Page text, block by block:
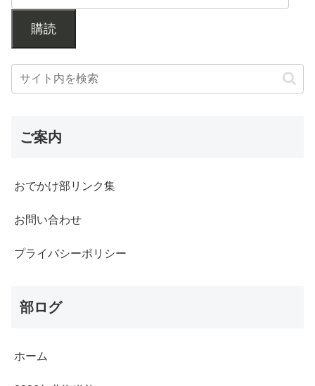
購読
ご案内
おでかけ部リンク集
お問い合わせ
プライバシーポリシー
部ログ
ホーム